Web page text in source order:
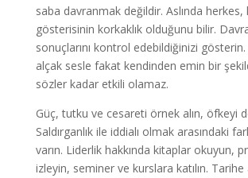
saba davranmak değildir. Aslında herkes,
gösterisinin korkaklık olduğunu bilir.
sonuçlarını kontrol edebildiğinizi
alçak sesle fakat kendinden emin bir
sözler kadar etkili olamaz.
Güç, tutku ve cesareti örnek alın, öfkeyi
Saldırganlık ile iddialı olmak arasındaki
varın. Liderlik hakkında kitaplar okuyun,
izleyin, seminer ve kurslara katılın. Tarihe